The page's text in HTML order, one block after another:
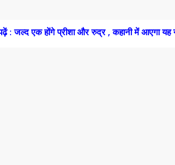
: जल्द एक होंगे प्रीशा और रुद्र , कहानी में आएगा यह